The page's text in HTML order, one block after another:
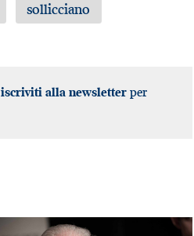
sollicciano
iscriviti alla newsletter per